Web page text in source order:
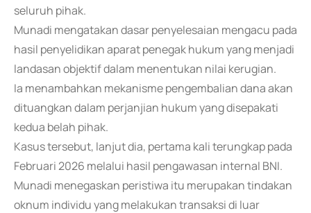
seluruh pihak.
Munadi mengatakan dasar penyelesaian mengacu pada
hasil penyelidikan aparat penegak hukum yang menjadi
landasan objektif dalam menentukan nilai kerugian.
Ia menambahkan mekanisme pengembalian dana akan
dituangkan dalam perjanjian hukum yang disepakati
kedua belah pihak.
Kasus tersebut, lanjut dia, pertama kali terungkap pada
Februari 2026 melalui hasil pengawasan internal BNI.
Munadi menegaskan peristiwa itu merupakan tindakan
oknum individu yang melakukan transaksi di luar